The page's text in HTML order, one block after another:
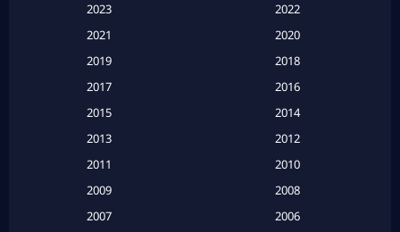
Based on a True Story สร้างจากเรื่องจริง(2)
Based on a True Story เรื่องจริง (20)
Based on a True Story เรื่องจริง (16)
2023
2022
2021
2020
2019
2018
2017
2016
2015
2014
2013
2012
2011
2010
2009
2008
2007
2006